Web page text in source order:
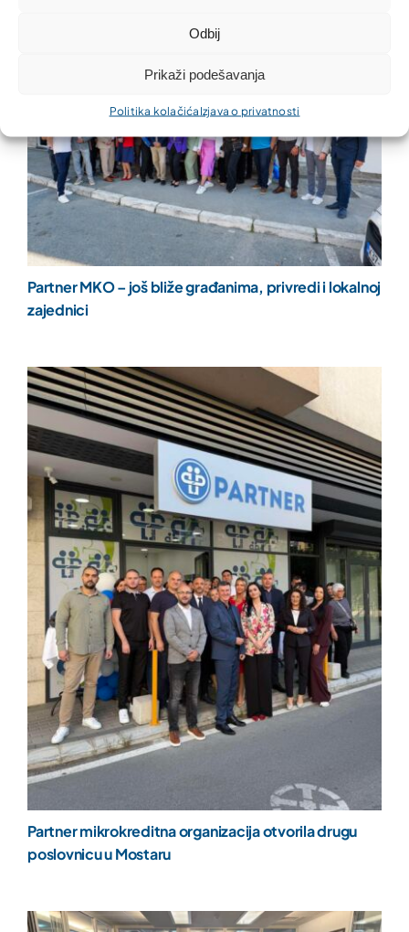
Odbij
Prikaži podešavanja
Politika kolačića Izjava o privatnosti
Partner MKO – još bliže građanima, privredi i lokalnoj
zajednici
Partner mikrokreditna organizacija otvorila drugu
poslovnicu u Mostaru